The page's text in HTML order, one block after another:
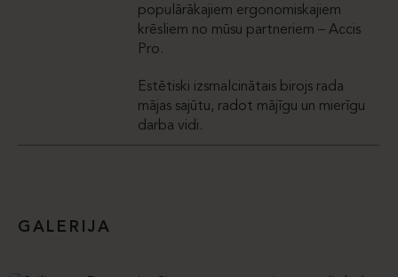
populārākajiem ergonomiskajiem
krēsliem no mūsu partneriem – Accis
Pro.
Estētiski izsmalcinātais birojs rada
mājas sajūtu, radot mājīgu un mierīgu
darba vidi.
GALERIJA